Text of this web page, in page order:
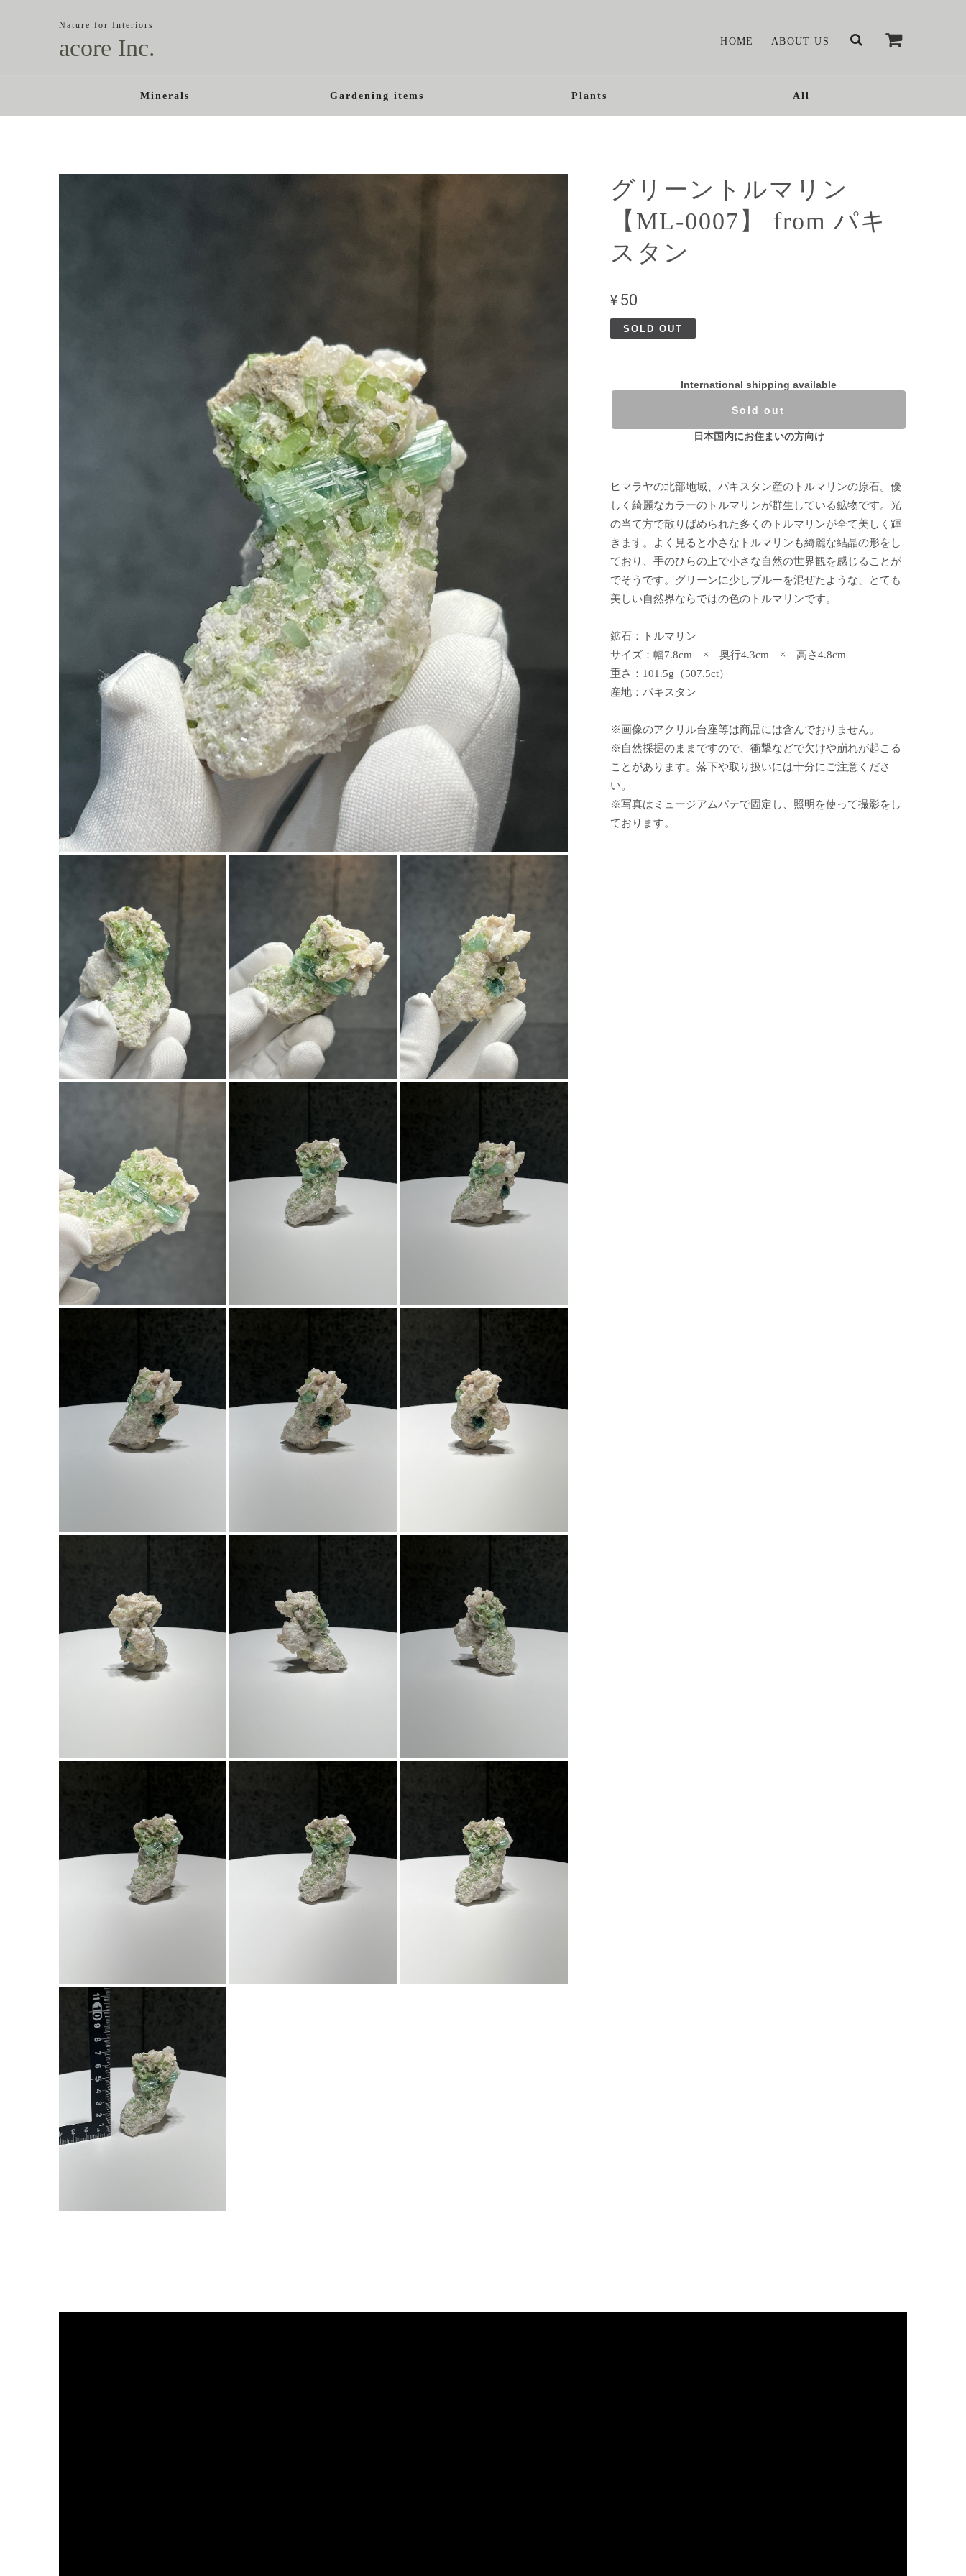
Nature for Interiors
acore Inc. HOME ABOUT US
Minerals Gardening items Plants All
グリーントルマリン
【ML-0007】 from パキ
スタン
¥50
SOLD OUT
International shipping available
Sold out
日本国内にお住まいの方向け
ヒマラヤの北部地域、パキスタン産のトルマリンの原石。優
しく綺麗なカラーのトルマリンが群生している鉱物です。光
の当て方で散りばめられた多くのトルマリンが全て美しく輝
きます。よく見ると小さなトルマリンも綺麗な結晶の形をし
ており、手のひらの上で小さな自然の世界観を感じることが
でそうです。グリーンに少しブルーを混ぜたような、とても
美しい自然界ならではの色のトルマリンです。
鉱石：トルマリン
サイズ：幅7.8cm × 奥行4.3cm × 高さ4.8cm
重さ：101.5g（507.5ct）
産地：パキスタン
※画像のアクリル台座等は商品には含んでおりません。
※自然採掘のままですので、衝撃などで欠けや崩れが起こる
ことがあります。落下や取り扱いには十分にご注意くださ
い。
※写真はミュージアムパテで固定し、照明を使って撮影をし
ております。